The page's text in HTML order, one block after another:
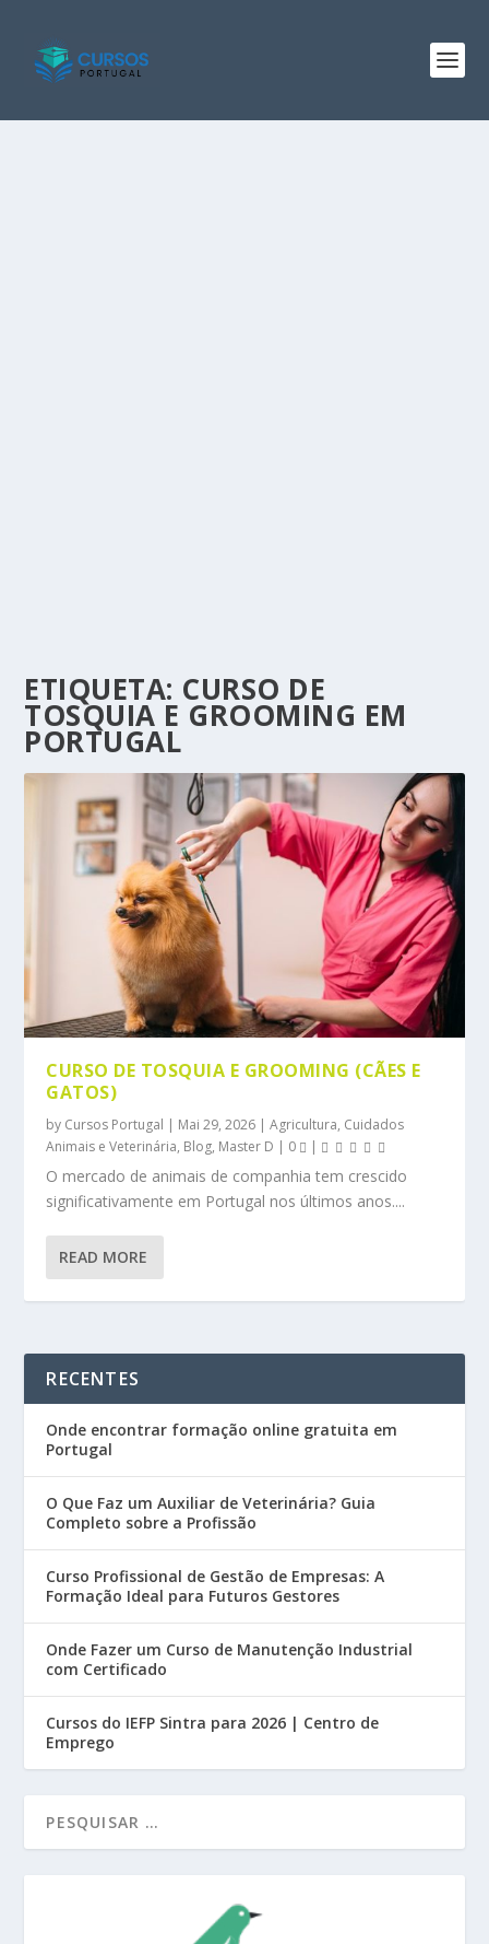
ETIQUETA: CURSO DE
TOSQUIA E GROOMING EM
PORTUGAL
CURSO DE TOSQUIA E GROOMING (CÃES E
GATOS)
by Cursos Portugal | Mai 29, 2026 |Agricultura, Cuidados
Animais e Veterinária, Blog, Master D | 0 |
O mercado de animais de companhia tem crescido
significativamente em Portugal nos últimos anos....
READ MORE
RECENTES
Onde encontrar formação online gratuita em
Portugal
O Que Faz um Auxiliar de Veterinária? Guia
Completo sobre a Profissão
Curso Profissional de Gestão de Empresas: A
Formação Ideal para Futuros Gestores
Onde Fazer um Curso de Manutenção Industrial
com Certificado
Cursos do IEFP Sintra para 2026 | Centro de
Emprego